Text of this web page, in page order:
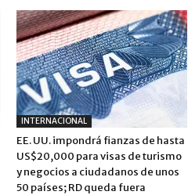
INTERNACIONAL
EE. UU. impondrá fianzas de hasta
US$20,000 para visas de turismo
y negocios a ciudadanos de unos
50 países; RD queda fuera